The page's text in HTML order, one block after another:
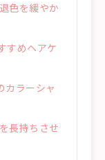
色を緩やか
すめヘアケ
カラーシャ
長持ちさせ